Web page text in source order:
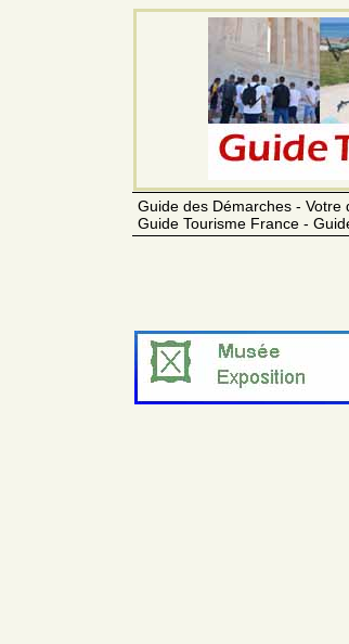
Guide des Démarches -
Guide Tourisme France -